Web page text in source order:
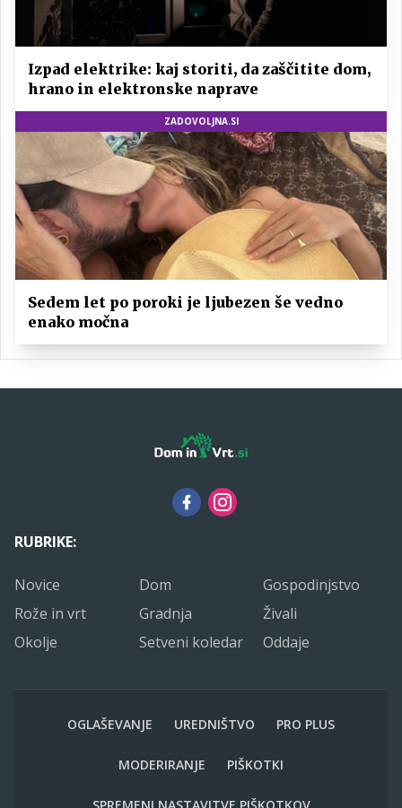
Izpad elektrike: kaj storiti, da zaščitite dom,
hrano in elektronske naprave
ZADOVOLJNA.SI
Sedem let po poroki je ljubezen še vedno
enako močna
RUBRIKE:
Novice Dom
Gospodinjstvo
Rože in vrt
Gradnja
Živali
Okolje
Setveni koledar Oddaje
OGLAŠEVANJE UREDNIŠTVO PRO PLUS
MODERIRANJE PIŠKOTKI